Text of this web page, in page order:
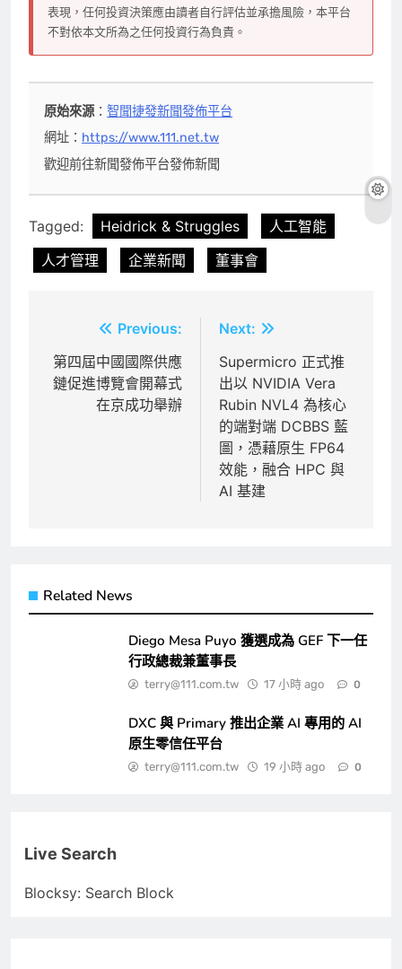
表現，任何投資決策應由讀者自行評估並承擔風險，本平台
不對依本文所為之任何投資行為負責。
原始來源：智聞捷發新聞發佈平台
網址： https://www.111.net.tw
歡迎前往新聞發佈平台發佈新聞
Tagged: Heidrick & Struggles
人工智能
人才管理
企業新聞 董事會
章
導
Previous:
第四屆中國國際供應
鏈促進博覽會開幕式
在京成功舉辦
Next:
Supermicro 正式推
出以 NVIDIA Vera
Rubin NVL4 為核心
的端對端 DCBBS 藍
圖，憑藉原生 FP64
效能，融合 HPC 與
AI 基建
Related News
Diego Mesa Puyo 獲選成為 GEF 下一任
行政總裁兼董事長
terry@111.com.tw 17 小時 ago 0
DXC 與 Primary 推出企業 AI 專用的 AI
原生零信任平台
terry@111.com.tw 19 小時 ago 0
Live Search
Blocksy: Search Block